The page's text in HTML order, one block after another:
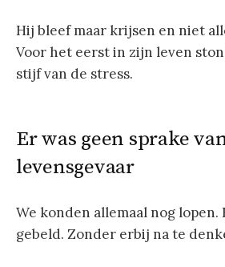
Hij bleef maar krijsen en niet
Voor het eerst in zijn leven
stijf van de stress.
Er was geen sprake
levensgevaar
We konden allemaal nog lopen.
gebeld. Zonder erbij na te